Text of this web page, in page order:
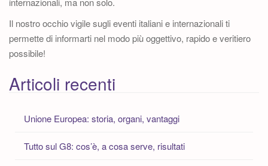
Il nostro occhio vigile sugli eventi italiani e internazionali ti
permette di informarti nel modo più oggettivo, rapido e veritiero
possibile!
Articoli recenti
Unione Europea: storia, organi, vantaggi
Tutto sul G8: cos’è, a cosa serve, risultati